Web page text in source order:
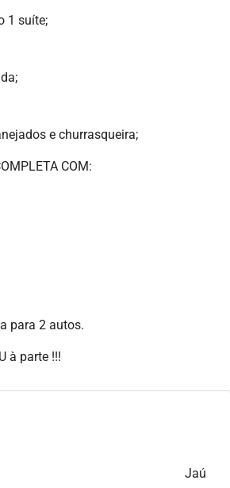
1 suíte;
e churrasqueira;
COM:
para 2 autos.
à parte !!!
Jaú